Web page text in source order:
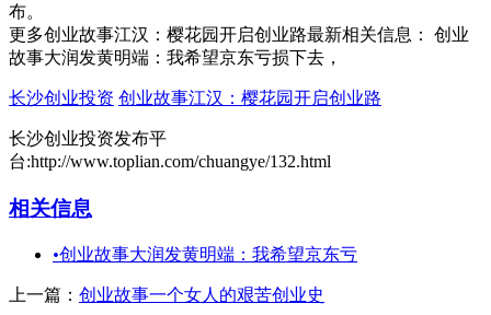
布。
更多创业故事江汉：樱花园开启创业路最新相关信息： 创业
故事大润发黄明端：我希望京东亏损下去，
长沙创业投资 创业故事江汉：樱花园开启创业路
长沙创业投资发布平
台:http://www.toplian.com/chuangye/132.html
相关信息
•创业故事大润发黄明端：我希望京东亏
上一篇： 创业故事一个女人的艰苦创业史